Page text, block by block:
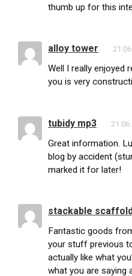
thumb up for this
alloy tower
Well I really enjoyed
you is very
tubidy mp3
Great information.
blog by accident
marked it for later!
stackable
Fantastic goods
your stuff previous
actually like what
what you are saying